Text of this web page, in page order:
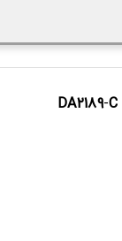
DA2189-C